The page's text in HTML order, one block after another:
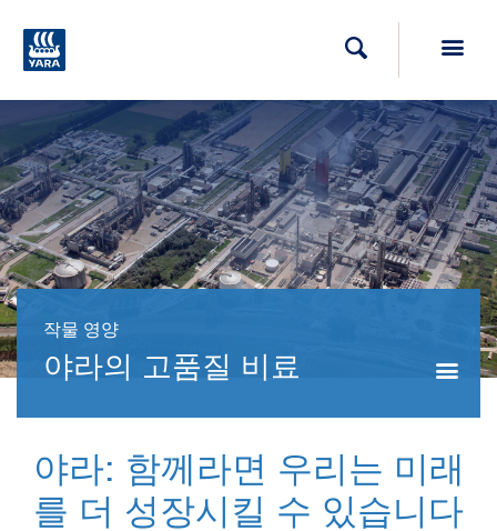
검색
작물 영양
야라의 고품질 비료
야라: 함께라면 우리는 미래
를 더 성장시킬 수 있습니다